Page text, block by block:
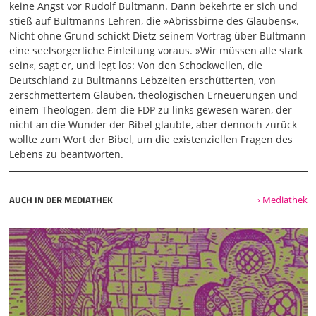
warnen. In der Theologie werden die Lehren eines Rudolf
Bultmann verbreitet und
möchte Sie einfach dringend warnen. Das ist die
Zerstörung der Bibel, die Zerstörung des Glaubens. Das ist
ganz, ganz gefährlich. Mir persönlich ist die Bibel Gottes
Wort. Ich glaube daran. Ich lebe damit. Ich bin glücklich
damit. Und solche Menschen wie Bultmann sind wirklich
Zerstörer des Glaubens. So sprach er auf mich ein. Er
sprach und sprach und ich hatte sehr gemischte Gefühle,
eigentlich so Deutsch und Philosophie studieren, Theologie
als drittes Fach und wollte ihn erst unterbrechen und
kann nichts passieren. Ich bin jetzt schon Atheist. Das
kann mir gar nicht schaden. Aber er war so rührend
gläubig, dass ich das Gefühl habe, ganz froh wird er doch
nicht sein. Jetzt geht er schon wieder so ein Glaubensfeind
in die Theologie. War auch nicht meine Erstbegegnung mit
Bultmann. Ich
keine Angst vor Rudolf Bultmann. Dann bekehrte er sich und
stieß auf Bultmanns Lehren, die »Abrissbirne des Glaubens«.
Nicht ohne Grund schickt Dietz seinem Vortrag über Bultmann
eine seelsorgerliche Einleitung voraus. »Wir müssen alle stark
sein«, sagt er, und legt los: Von den Schockwellen, die
Deutschland zu Bultmanns Lebzeiten erschütterten, von
zerschmettertem Glauben, theologischen Erneuerungen und
einem Theologen, dem die FDP zu links gewesen wären, der
nicht an die Wunder der Bibel glaubte, aber dennoch zurück
wollte zum Wort der Bibel, um die existenziellen Fragen des
Lebens zu beantworten.
AUCH IN DER MEDIATHEK › Mediathek